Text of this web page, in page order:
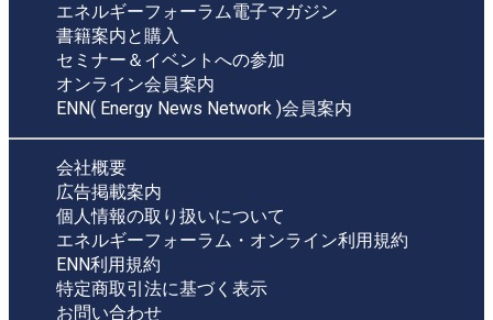
エネルギーフォーラム電子マガジン
書籍案内と購入
セミナー＆イベントへの参加
オンライン会員案内
ENN( Energy News Network )会員案内
会社概要
広告掲載案内
個人情報の取り扱いについて
エネルギーフォーラム・オンライン利用規約
ENN利用規約
特定商取引法に基づく表示
お問い合わせ